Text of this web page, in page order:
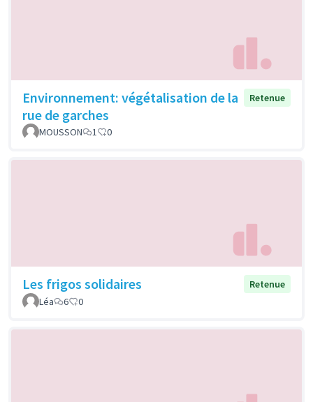
Environnement: végétalisation de la
rue de garches
Retenue
MOUSSON 1 0
Les frigos solidaires
Retenue
Léa
6 0